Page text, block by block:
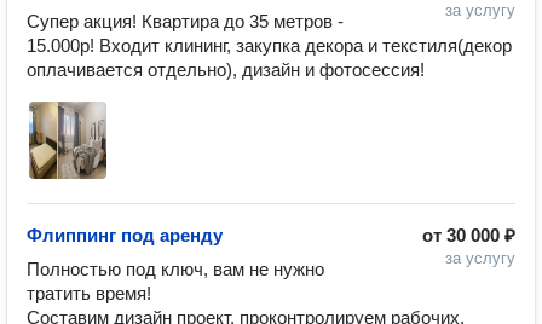
за услугу
Супер акция! Квартира до 35 метров -
15.000р! Входит клининг, закупка декора и текстиля(декор
оплачивается отдельно), дизайн и фотосессия!
от 30 000 ₽
за услугу
Флиппинг под аренду
Полностью под ключ, вам не нужно
тратить время!
Составим дизайн проект, проконтролируем рабочих,